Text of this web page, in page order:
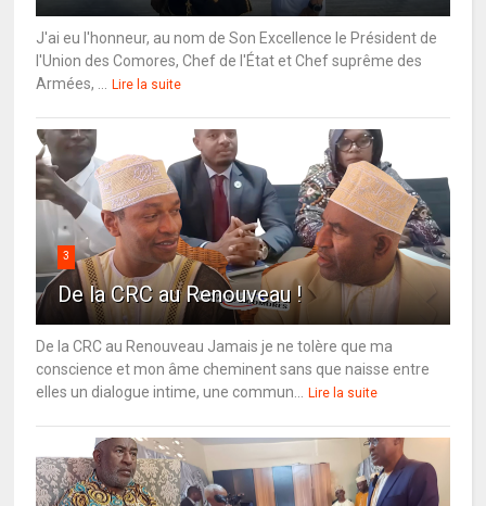
J'ai eu l'honneur, au nom de Son Excellence le Président de
l'Union des Comores, Chef de l'État et Chef suprême des
Armées, ...
Lire la suite
3
De la CRC au Renouveau !
De la CRC au Renouveau Jamais je ne tolère que ma
conscience et mon âme cheminent sans que naisse entre
elles un dialogue intime, une commun...
Lire la suite